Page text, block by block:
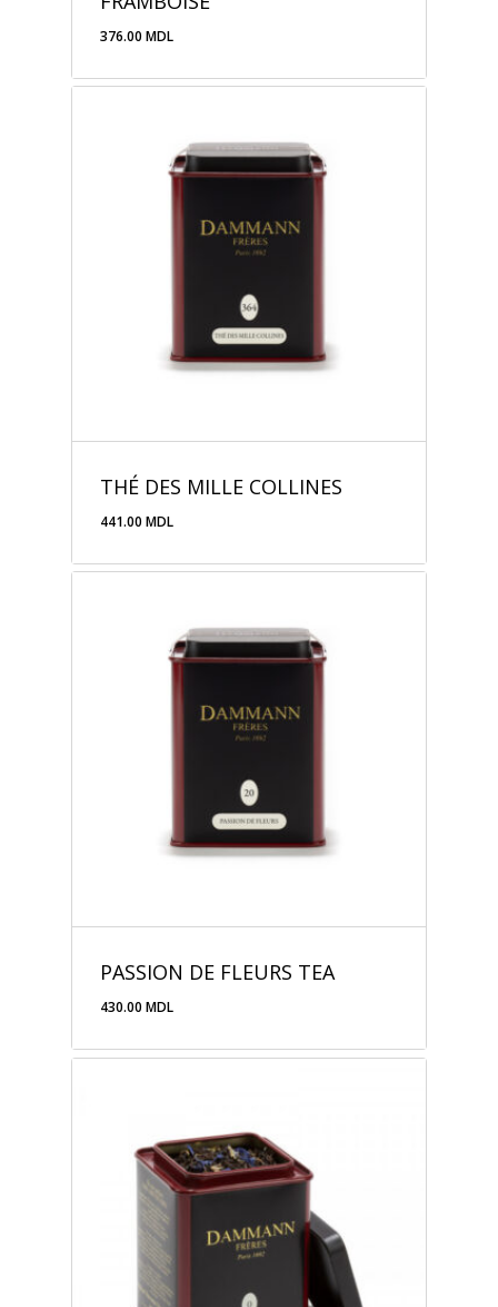
376.00 MDL
THÉ DES MILLE COLLINES
441.00 MDL
PASSION DE FLEURS TEA
430.00 MDL